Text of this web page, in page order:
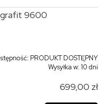
grafit 9600
PRODUKT DOSTĘPNY
Wysyłka w:10 dni
699,00 zł